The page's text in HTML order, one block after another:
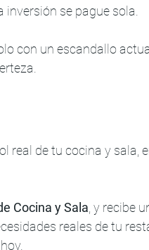
se pague sola.
con un escandallo
real de tu cocina y sala,
Cocina y Sala , y recibe
reales de tu